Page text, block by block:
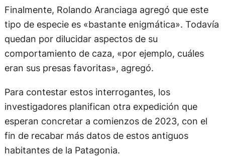
Finalmente, Rolando Aranciaga agregó que este
tipo de especie es «bastante enigmática». Todavía
quedan por dilucidar aspectos de su
comportamiento de caza, «por ejemplo, cuáles
eran sus presas favoritas», agregó.
Para contestar estos interrogantes, los
investigadores planifican otra expedición que
esperan concretar a comienzos de 2023, con el
fin de recabar más datos de estos antiguos
habitantes de la Patagonia.